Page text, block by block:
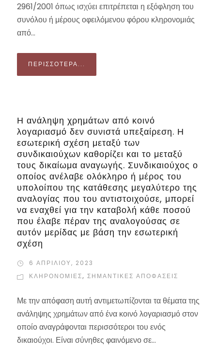
2961/2001 όπως ισχύει επιτρέπεται η εξόφληση του
συνόλου ή μέρους οφειλόμενου φόρου κληρονομιάς
από...
ΠΕΡΙΣΣΌΤΕΡΑ...
Η ανάληψη χρημάτων από κοινό
λογαριασμό δεν συνιστά υπεξαίρεση. Η
εσωτερική σχέση μεταξύ των
συνδικαιούχων καθορίζει και το μεταξύ
τους δικαίωμα αναγωγής. Συνδικαιούχος ο
οποίος ανέλαβε ολόκληρο ή μέρος του
υπολοίπου της κατάθεσης μεγαλύτερο της
αναλογίας που του αντιστοιχούσε, μπορεί
να εναχθεί για την καταβολή κάθε ποσού
που έλαβε πέραν της αναλογούσας σε
αυτόν μερίδας με βάση την εσωτερική
σχέση
6 ΑΠΡΙΛΊΟΥ, 2023
ΚΛΗΡΟΝΟΜΙΕΣ, ΣΗΜΑΝΤΙΚΈΣ ΑΠΟΦΆΣΕΙΣ
Με την απόφαση αυτή αντιμετωπίζονται τα θέματα της
ανάληψης χρημάτων από ένα κοινό λογαριασμό στον
οποίο αναγράφονται περισσότεροι του ενός
δικαιούχοι. Είναι σύνηθες φαινόμενο σε...